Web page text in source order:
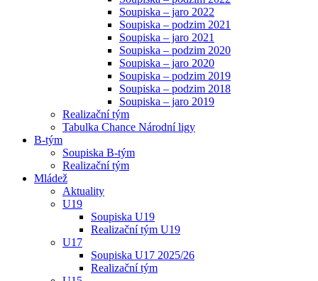
Soupiska – jaro 2022
Soupiska – podzim 2021
Soupiska – jaro 2021
Soupiska – podzim 2020
Soupiska – jaro 2020
Soupiska – podzim 2019
Soupiska – podzim 2018
Soupiska – jaro 2019
Realizační tým
Tabulka Chance Národní ligy
B-tým
Soupiska B-tým
Realizační tým
Mládež
Aktuality
U19
Soupiska U19
Realizační tým U19
U17
Soupiska U17 2025/26
Realizační tým